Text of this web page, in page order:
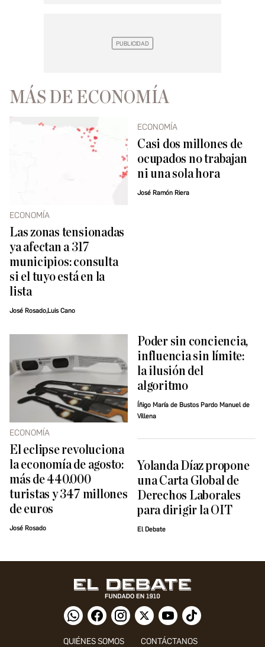
MÁS DE ECONOMÍA
ECONOMÍA
Las zonas tensionadas
ya afectan a 317
municipios: consulta
si el tuyo está en la
lista
José Rosado,Luis Cano
ECONOMÍA
Casi dos millones de
ocupados no trabajan
ni una sola hora
José Ramón Riera
ECONOMÍA
El eclipse revoluciona
la economía de agosto:
más de 440.000
turistas y 347 millones
de euros
José Rosado
Poder sin conciencia,
influencia sin límite:
la ilusión del
algoritmo
Íñigo María de Bustos Pardo Manuel de
Villena
Yolanda Díaz propone
una Carta Global de
Derechos Laborales
para dirigir la OIT
El Debate
QUIÉNES SOMOS CONTÁCTANOS